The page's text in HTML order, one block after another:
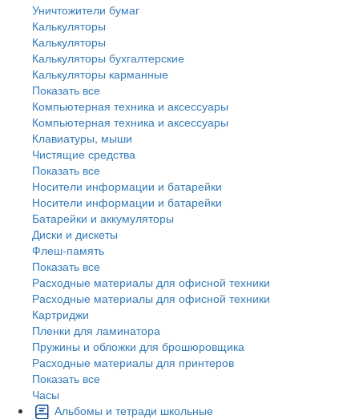
Уничтожители бумаг
Калькуляторы
Калькуляторы
Калькуляторы бухгалтерские
Калькуляторы карманные
Показать все
Компьютерная техника и аксессуары
Компьютерная техника и аксессуары
Клавиатуры, мыши
Чистящие средства
Показать все
Носители информации и батарейки
Носители информации и батарейки
Батарейки и аккумуляторы
Диски и дискеты
Флеш-память
Показать все
Расходные материалы для офисной техники
Расходные материалы для офисной техники
Картриджи
Пленки для ламинатора
Пружины и обложки для брошюровщика
Расходные материалы для принтеров
Показать все
Часы
Альбомы и тетради школьные